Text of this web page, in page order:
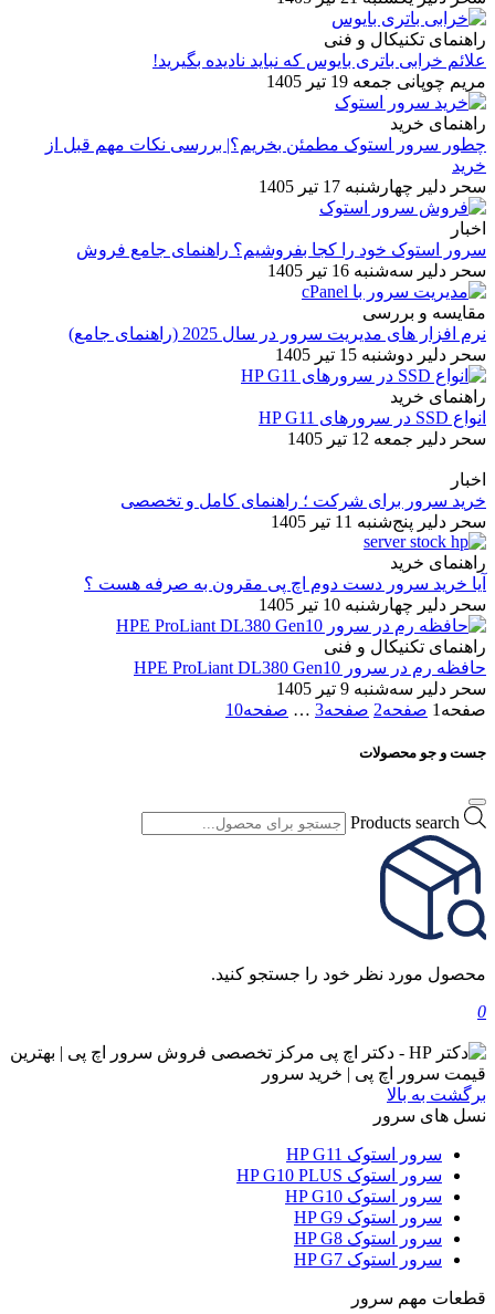
راهنمای تکنیکال و فنی
علائم خرابی باتری بایوس که نباید نادیده بگیرید!
مریم چوپانی جمعه 19 تیر 1405
راهنمای خرید
چطور سرور استوک مطمئن بخریم؟| بررسی نکات مهم قبل از
خرید
سحر دلیر چهارشنبه 17 تیر 1405
اخبار
سرور استوک خود را کجا بفروشیم؟ راهنمای جامع فروش
سحر دلیر سه‌شنبه 16 تیر 1405
مقایسه و بررسی
نرم افزار های مدیریت سرور در سال 2025 (راهنمای جامع)
سحر دلیر دوشنبه 15 تیر 1405
راهنمای خرید
انواع SSD در سرورهای HP G11
سحر دلیر جمعه 12 تیر 1405
اخبار
خرید سرور برای شرکت ؛ راهنمای کامل و تخصصی
سحر دلیر پنج‌شنبه 11 تیر 1405
راهنمای خرید
آیا خرید سرور دست دوم اچ پی مقرون به صرفه هست ؟
سحر دلیر چهارشنبه 10 تیر 1405
راهنمای تکنیکال و فنی
حافظه رم در سرور HPE ProLiant DL380 Gen10
سحر دلیر سه‌شنبه 9 تیر 1405
صفحه 1 صفحه2 صفحه3
… صفحه10
جست و جو محصولات
Products search
محصول مورد نظر خود را جستجو کنید.
0
برگشت به بالا
نسل های سرور
سرور استوک HP G11
سرور استوک HP G10 PLUS
سرور استوک HP G10
سرور استوک HP G9
سرور استوک HP G8
سرور استوک HP G7
قطعات مهم سرور